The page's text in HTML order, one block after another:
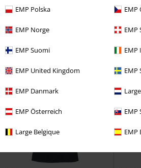
EMP Polska EMP
EMP Norge EMP
EMP Suomi EMP
EMP United Kingdom EMP
EMP Danmark
EMP Österreich EMP
Large Belgique EMP
Est. 1973 AC/DC
EMP